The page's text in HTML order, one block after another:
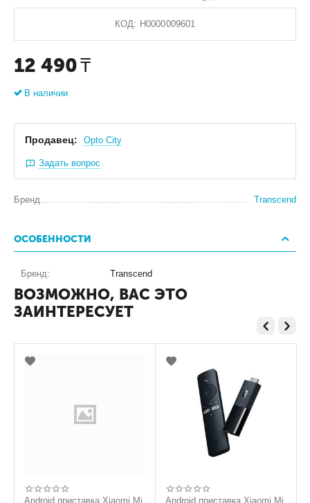
КОД: Н0000009601
12 490 ₸
В наличии
Продавец: Оpto City
Задать вопрос
Бренд Transcend
ОСОБЕННОСТИ
Бренд: Transcend
ВОЗМОЖНО, ВАС ЭТО
ЗАИНТЕРЕСУЕТ
Android приставка Xiaomi Mi Android приставка Xiaomi Mi